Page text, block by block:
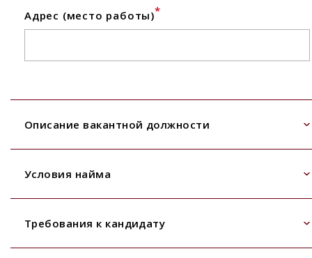
Адрес (место работы)*
Описание вакантной должности
Условия найма
Требования к кандидату